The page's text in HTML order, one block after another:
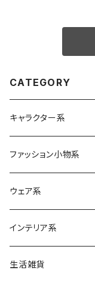
CATEGORY
キャラクター系
Betty Boop
ムーミン
スヌーピー
M&Ms
ファッション小物系
バッグ
エコバッグ
各種バッグ
リュック
ポーチ
ウェア系
ボトムス
インテリア系
クッション
生活雑貨